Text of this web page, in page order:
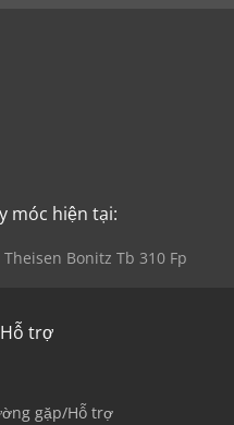
móc hiện tại:
Theisen Bonitz Tb 310 Fp
trợ
gặp/Hỗ trợ